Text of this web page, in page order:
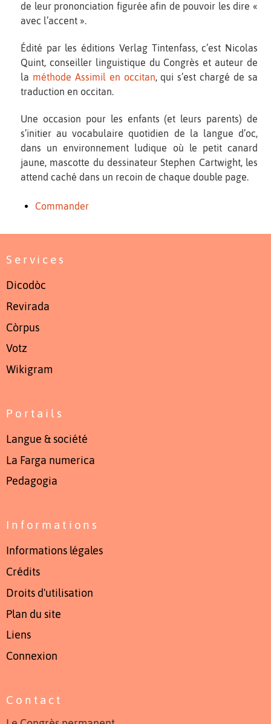
de leur prononciation figurée afin de pouvoir les dire «
avec l’accent ».
Édité par les éditions Verlag Tintenfass, c’est Nicolas
Quint, conseiller linguistique du Congrès et auteur de
la méthode Assimil en occitan, qui s’est chargé de sa
traduction en occitan.
Une occasion pour les enfants (et leurs parents) de
s’initier au vocabulaire quotidien de la langue d’oc,
dans un environnement ludique où le petit canard
jaune, mascotte du dessinateur Stephen Cartwight, les
attend caché dans un recoin de chaque double page.
Commander
Services
Dicodòc
Revirada
Còrpus
Votz
Wikigram
Portails
Langue & société
La Farga numerica
Pedagogia
Informations
Informations légales
Crédits
Droits d'utilisation
Plan du site
Liens
Connexion
Contact